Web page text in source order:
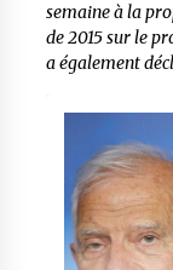
semaine à la
de 2015 sur le
a également